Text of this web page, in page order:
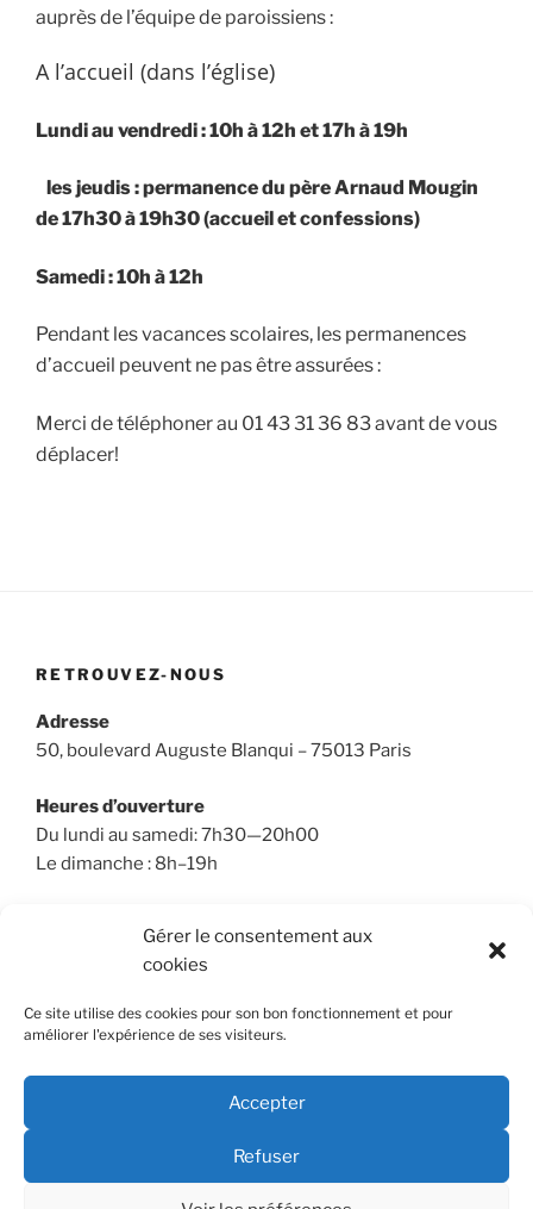
Gérer le consentement aux
cookies
Ce site utilise des cookies pour son bon fonctionnement et pour
améliorer l'expérience de ses visiteurs.
Accepter
Refuser
auprès de l’équipe de paroissiens :
A l’accueil (dans l’église)
Lundi au vendredi : 10h à 12h et 17h à 19h
les jeudis : permanence du père Arnaud Mougin
de 17h30 à 19h30 (accueil et confessions)
Samedi : 10h à 12h
Pendant les vacances scolaires, les permanences
d’accueil peuvent ne pas être assurées :
Merci de téléphoner au 01 43 31 36 83 avant de vous
déplacer!
RETROUVEZ-NOUS
Adresse
50, boulevard Auguste Blanqui – 75013 Paris
Heures d’ouverture
Du lundi au samedi: 7h30—20h00
Le dimanche : 8h–19h
RECHERCHER
Recherche
pour
: